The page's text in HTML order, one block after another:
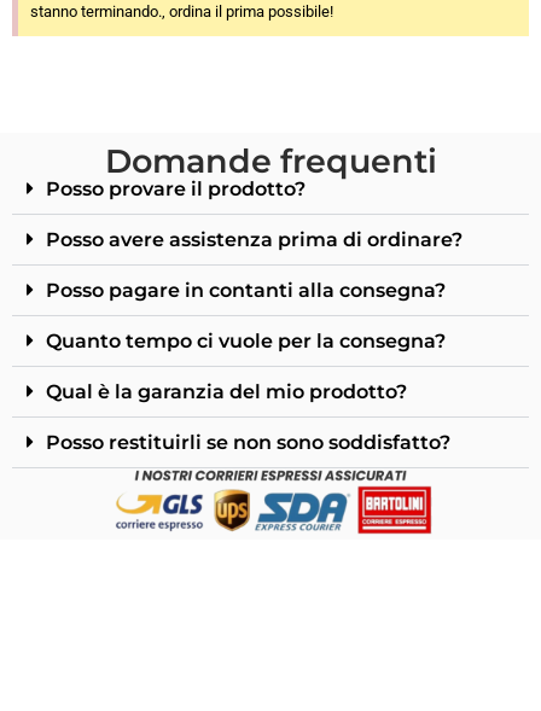
stanno terminando., ordina il prima possibile!
Domande frequenti
Posso provare il prodotto?
Posso avere assistenza prima di ordinare?
Posso pagare in contanti alla consegna?
Quanto tempo ci vuole per la consegna?
Qual è la garanzia del mio prodotto?
Posso restituirli se non sono soddisfatto?